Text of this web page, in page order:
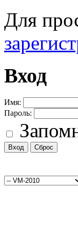
Для
Вход
Имя:
Пароль: